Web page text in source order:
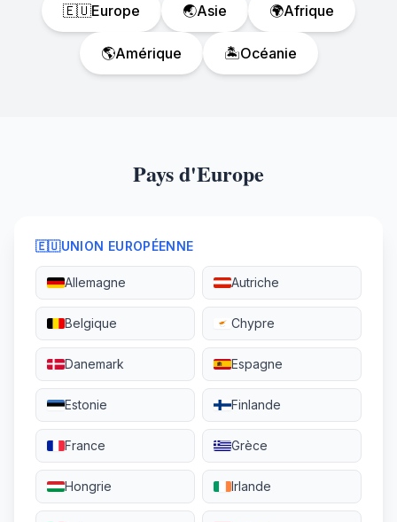
🇪🇺Europe 🌏Asie 🌍Afrique
🌎Amérique 🏝️Océanie
Pays d'Europe
🇪🇺UNION EUROPÉENNE
Allemagne Autriche
Belgique Chypre
Danemark Espagne
Estonie Finlande
France Grèce
Hongrie Irlande